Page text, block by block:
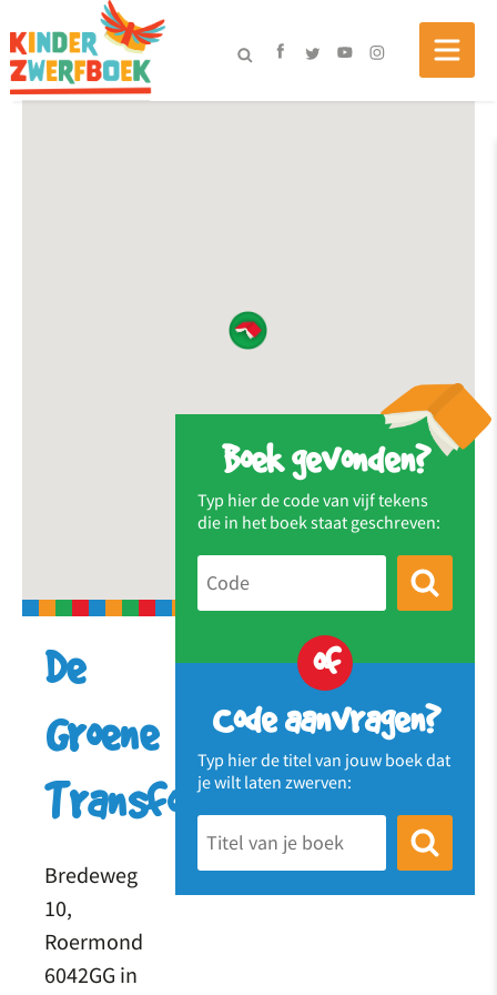
Boek gevonden?
Typ hier de code van vijf tekens
die in het boek staat geschreven:
of
Code aanvragen?
Typ hier de titel van jouw boek dat
je wilt laten zwerven:
De
Groene
Transformator
Bredeweg
10,
Roermond
6042GG in